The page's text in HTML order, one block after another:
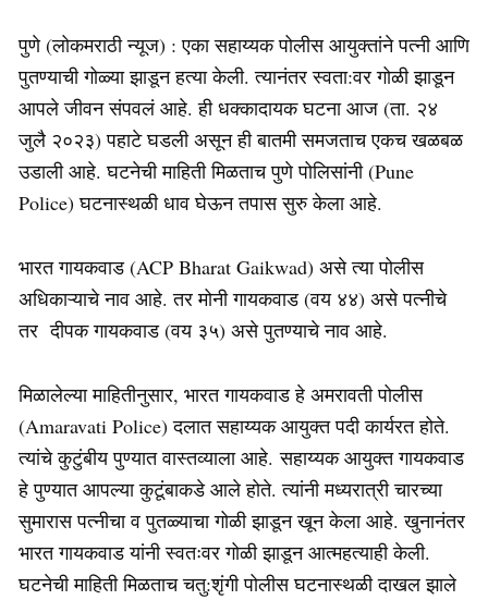
पुणे (लोकमराठी न्यूज) : एका सहाय्यक पोलीस आयुक्तांने पत्नी आणि
पुतण्याची गोळ्या झाडून हत्या केली. त्यानंतर स्वता:वर गोळी झाडून
आपले जीवन संपवलं आहे. ही धक्कादायक घटना आज (ता. २४
जुलै २०२३) पहाटे घडली असून ही बातमी समजताच एकच खळबळ
उडाली आहे. घटनेची माहिती मिळताच पुणे पोलिसांनी (Pune
Police) घटनास्थळी धाव घेऊन तपास सुरु केला आहे.
भारत गायकवाड (ACP Bharat Gaikwad) असे त्या पोलीस
अधिकाऱ्याचे नाव आहे. तर मोनी गायकवाड (वय ४४) असे पत्नीचे
तर दीपक गायकवाड (वय ३५) असे पुतण्याचे नाव आहे.
मिळालेल्या माहितीनुसार, भारत गायकवाड हे अमरावती पोलीस
(Amaravati Police) दलात सहाय्यक आयुक्त पदी कार्यरत होते.
त्यांचे कुटुंबीय पुण्यात वास्तव्याला आहे. सहाय्यक आयुक्त गायकवाड
हे पुण्यात आपल्या कुटूंबाकडे आले होते. त्यांनी मध्यरात्री चारच्या
सुमारास पत्नीचा व पुतळ्याचा गोळी झाडून खून केला आहे. खुनानंतर
भारत गायकवाड यांनी स्वतःवर गोळी झाडून आत्महत्याही केली.
घटनेची माहिती मिळताच चतु:शृंगी पोलीस घटनास्थळी दाखल झाले